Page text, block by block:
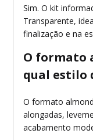
Sim. O kit
Transparente,
finalização e na
O formato
qual estilo
O formato
alongadas,
acabamento